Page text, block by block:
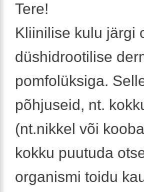
Tere!
Kliinilise kulu järgi
düshidrootilise
pomfolüksiga.
põhjuseid, nt.
(nt.nikkel või
kokku puutuda
organismi toidu